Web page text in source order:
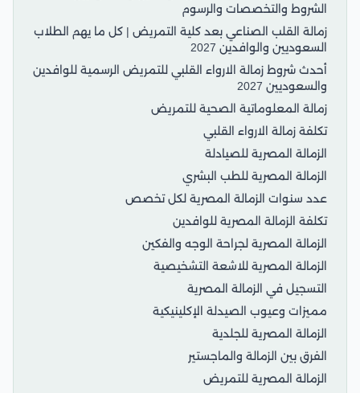
الشروط والتخصصات والرسوم
زمالة القلب الصناعي بعد كلية التمريض | كل ما يهم الطلاب
السعوديين والوافدين 2027
أحدث شروط زمالة الارواء القلبي للتمريض الرسمية للوافدين
والسعوديين 2027
زمالة المعلوماتية الصحية للتمريض
تكلفة زمالة الارواء القلبي
الزمالة المصرية للصيادلة
الزمالة المصرية للطب البشري
عدد سنوات الزمالة المصرية لكل تخصص
تكلفة الزمالة المصرية للوافدين
الزمالة المصرية لجراحة الوجه والفكين
الزمالة المصرية للاشعة التشخيصية
التسجيل في الزمالة المصرية
مميزات وعيوب الصيدلة الإكلينيكية
الزمالة المصرية للجلدية
الفرق بين الزمالة والماجستير
الزمالة المصرية للتمريض